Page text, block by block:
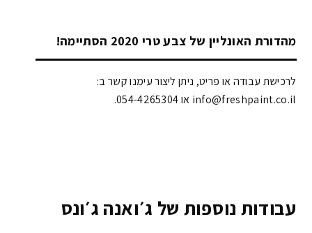
מהדורת האונליין של צבע טרי 2020 הסתיימה!
לרכישת עבודה או פריט, ניתן ליצור עימנו קשר ב:
info@freshpaint.co.il‏ או 054-4265304.
עבודות נוספות של ג׳ואנה ג׳ונס